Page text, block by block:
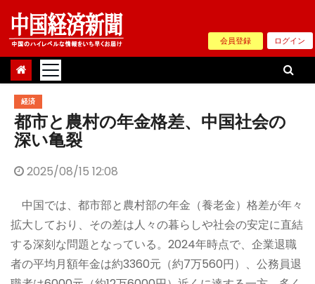
Skip
content
会員登録 ログイン
経済
都市と農村の年金格差、中国社会の
深い亀裂
2025/08/15 12:08
中国では、都市部と農村部の年金（養老金）格差が年々
拡大しており、その差は人々の暮らしや社会の安定に直結
する深刻な問題となっている。2024年時点で、企業退職
者の平均月額年金は約3360元（約7万560円）、公務員退